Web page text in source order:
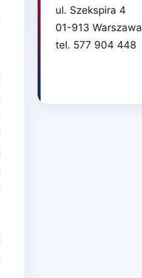
ul. Szekspira 4
01-913 Warszawa
tel. 577 904 448